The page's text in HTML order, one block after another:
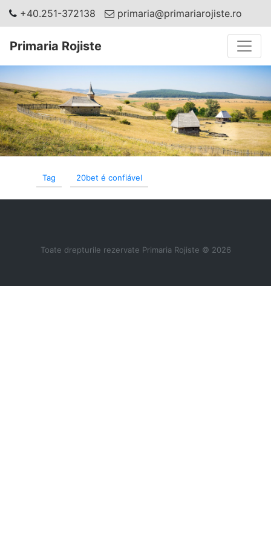
+40.251-372138 primaria@primariarojiste.ro
Primaria Rojiste
Tag 20bet é confiável
Toate drepturile rezervate Primaria Rojiste © 2026